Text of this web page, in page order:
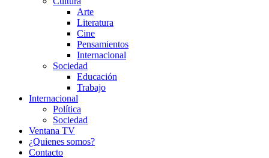
Arte
Literatura
Cine
Pensamientos
Internacional
Sociedad
Educación
Trabajo
Internacional
Política
Sociedad
Ventana TV
¿Quienes somos?
Contacto